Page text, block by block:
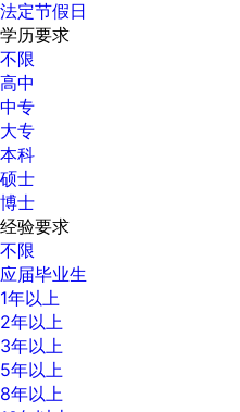
法定节假日
学历要求
不限
高中
中专
大专
本科
硕士
博士
经验要求
不限
应届毕业生
1年以上
2年以上
3年以上
5年以上
8年以上